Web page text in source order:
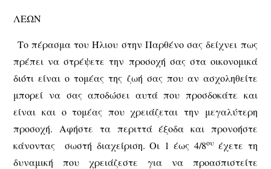
ΛΕΩΝ
Το πέρασμα του Ήλιου στην Παρθένο σας δείχνει πως
πρέπει να στρέψετε την προσοχή σας στα οικονομικά
διότι είναι ο τομέας της ζωή σας που αν ασχοληθείτε
μπορεί να σας αποδώσει αυτά που προσδοκάτε και
είναι και ο τομέας που χρειάζεται την μεγαλύτερη
προσοχή. Αφήστε τα περιττά έξοδα και προνοήστε
κάνοντας σωστή διαχείριση. Οι 1 έως 4/8ουέχετε τη
δυναμική που χρειάζεστε για να προασπιστείτε